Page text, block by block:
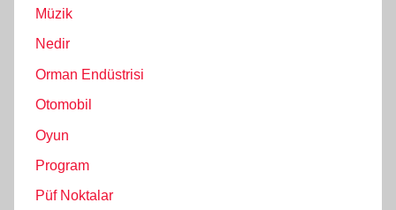
Müzik
Nedir
Orman Endüstrisi
Otomobil
Oyun
Program
Püf Noktalar